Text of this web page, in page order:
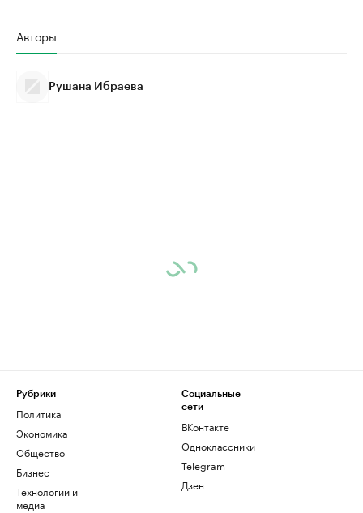
Авторы
Рушана Ибраева
Рубрики
Политика
Экономика
Общество
Бизнес
Технологии и
медиа
Социальные
сети
ВКонтакте
Одноклассники
Telegram
Дзен